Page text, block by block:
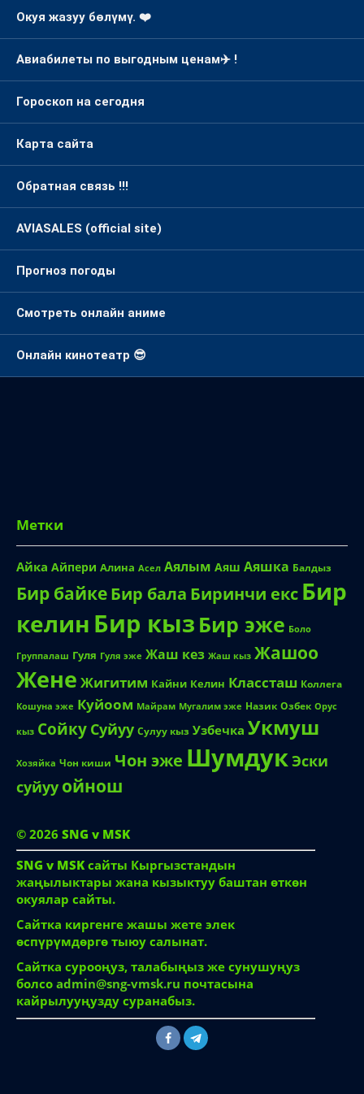
Окуя жазуу бөлүмү. ❤️
Авиабилеты по выгодным ценам✈️ !
Гороскоп на сегодня
Карта сайта
Обратная связь !!!
AVIASALES (official site)
Прогноз погоды
Смотреть онлайн аниме
Онлайн кинотеатр 😎
Метки
Айка Айпери Алина Асел Аялым Аяш Аяшка Балдыз
Бир байкеБир бала Биринчи екс Бир
келин Бир кыз Бир эже Боло
Группалаш Гуля Гуля эже Жаш кез Жаш кыз Жашоо
Жене Жигитим Кайни Келин Классташ Коллега
Кошуна эже Куйоом Майрам Мугалим эже Назик Озбек Орус
кыз Сойку Суйуу Сулуу кыз Узбечка Укмуш
Хозяйка Чон киши Чон эже ШумдукЭски
суйуу ойнош
© 2026 SNG v MSK
SNG v MSK сайты Кыргызстандын
жаңылыктары жана кызыктуу баштан өткөн
окуялар сайты.
Сайтка киргенге жашы жете элек
өспүрүмдөргө тыюу салынат.
Сайтка сурооңуз, талабыңыз же сунушуңуз
болсо admin@sng-vmsk.ru почтасына
кайрылууңузду суранабыз.